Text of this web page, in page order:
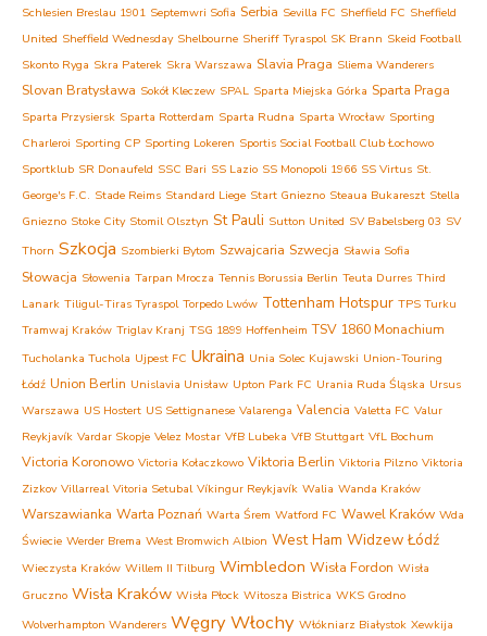
Schlesien Breslau 1901 Septemwri Sofia Serbia Sevilla FC Sheffield FC Sheffield
United Sheffield Wednesday Shelbourne Sheriff Tyraspol SK Brann Skeid Football
Skonto Ryga Skra Paterek Skra Warszawa Slavia Praga Sliema Wanderers
Slovan Bratysława Sokół Kleczew SPAL Sparta Miejska Górka Sparta Praga
Sparta Przysiersk Sparta Rotterdam Sparta Rudna Sparta Wrocław Sporting
Charleroi Sporting CP Sporting Lokeren Sportis Social Football Club Łochowo
Sportklub SR Donaufeld SSC Bari SS Lazio SS Monopoli 1966 SS Virtus St.
George's F.C. Stade Reims Standard Liege Start Gniezno Steaua Bukareszt Stella
Gniezno Stoke City Stomil Olsztyn St Pauli Sutton United SV Babelsberg 03 SV
Thorn Szkocja Szombierki Bytom Szwajcaria Szwecja Sławia Sofia
Słowacja Słowenia Tarpan Mrocza Tennis Borussia Berlin Teuta Durres Third
Lanark Tiligul-Tiras Tyraspol Torpedo Lwów Tottenham Hotspur TPS Turku
Tramwaj Kraków Triglav Kranj TSG 1899 Hoffenheim TSV 1860 Monachium
Tucholanka Tuchola Ujpest FC Ukraina Unia Solec Kujawski Union-Touring
Łódź Union Berlin Unislavia Unisław Upton Park FC Urania Ruda Śląska Ursus
Warszawa US Hostert US Settignanese Valarenga Valencia Valetta FC Valur
Reykjavík Vardar Skopje Velez Mostar VfB Lubeka VfB Stuttgart VfL Bochum
Victoria Koronowo Victoria Kołaczkowo Viktoria Berlin Viktoria Pilzno Viktoria
Zizkov Villarreal Vitoria Setubal Víkingur Reykjavík Walia Wanda Kraków
Warszawianka Warta Poznań Warta Śrem Watford FC Wawel Kraków Wda
Świecie Werder Brema West Bromwich Albion West Ham Widzew Łódź
Wieczysta Kraków Willem II Tilburg Wimbledon Wisła Fordon Wisła
Gruczno Wisła Kraków Wisła Płock Witosza Bistrica WKS Grodno
Wolverhampton Wanderers WęgryWłochy Włókniarz Białystok Xewkija